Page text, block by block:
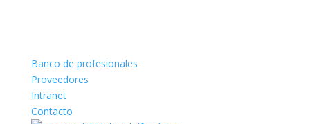
Banco de profesionales
Proveedores
Intranet
Contacto